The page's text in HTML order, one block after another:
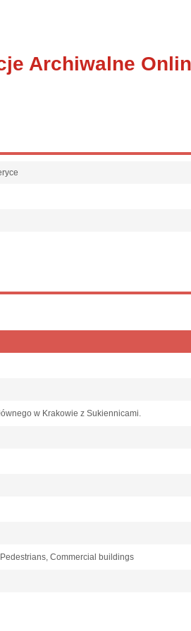
Archiwalne
w Krakowie z Sukiennicami.
Commercial buildings